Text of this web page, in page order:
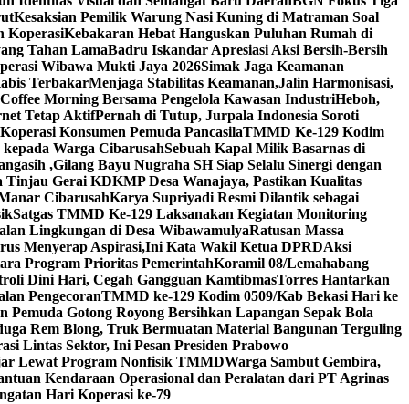
Kesaksian Pemilik Warung Nasi Kuning di Matraman Soal
KoperasiKebakaran Hebat Hanguskan Puluhan Rumah di
Tahan LamaBadru Iskandar Apresiasi Aksi Bersih-Bersih
Wibawa Mukti Jaya 2026Simak Jaga Keamanan
TerbakarMenjaga Stabilitas Keamanan,Jalin Harmonisasi,
Morning Bersama Pengelola Kawasan IndustriHeboh,
Tetap AktifPernah di Tutup, Jurpala Indonesia Soroti
Konsumen Pemuda PancasilaTMMD Ke-129 Kodim
Warga CibarusahSebuah Kapal Milik Basarnas di
,Gilang Bayu Nugraha SH Siap Selalu Sinergi dengan
Tinjau Gerai KDKMP Desa Wanajaya, Pastikan Kualitas
CibarusahKarya Supriyadi Resmi Dilantik sebagai
Satgas TMMD Ke-129 Laksanakan Kegiatan Monitoring
Lingkungan di Desa WibawamulyaRatusan Massa
Menyerap Aspirasi,Ini Kata Wakil Ketua DPRDAksi
Program Prioritas PemerintahKoramil 08/Lemahabang
Dini Hari, Cegah Gangguan KamtibmasTorres Hantarkan
PengecoranTMMD ke-129 Kodim 0509/Kab Bekasi Hari ke
Pemuda Gotong Royong Bersihkan Lapangan Sepak Bola
Rem Blong, Truk Bermuatan Material Bangunan Terguling
Lintas Sektor, Ini Pesan Presiden Prabowo
Lewat Program Nonfisik TMMDWarga Sambut Gembira,
Kendaraan Operasional dan Peralatan dari PT Agrinas
Hari Koperasi ke-79